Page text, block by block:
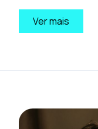
Ver mais